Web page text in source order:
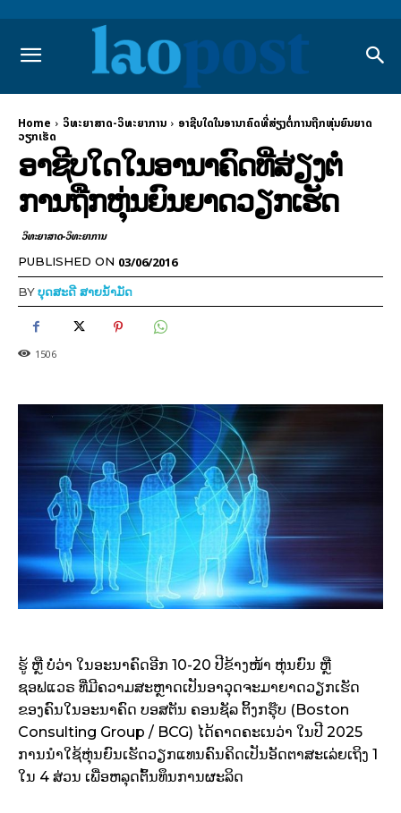
Home ວິທະຍາສາດ-ວິທະຍາການ
ອາຊີບໃດໃນອານາຄົດທີ່ສ່ຽງຕໍ່ການຖືກຫຸ່ນຍົນຍາດ
ວຽກເຮັດ
ອາຊີບໃດໃນອານາຄົດທີ່ສ່ຽງຕໍ່
ການຖືກຫຸ່ນຍົນຍາດວຽກເຮັດ
ວິທະຍາສາດ-ວິທະຍາການ
PUBLISHED ON 03/06/2016
BYບຸດສະດີ ສາຍນ້ຳມັດ
1506
ຮູ້ ຫຼື ບໍ່ວ່າ ໃນອະນາຄົດອີກ 10-20 ປີຂ້າງໜ້າ ຫຸ່ນຍົນ ຫຼື
ຊອຟແວຣ ທີ່ມີຄວາມສະຫຼາດເປັນອາວຸດຈະມາຍາດວຽກເຮັດ
ຂອງຄົນໃນອະນາຄົດ ບອສຕັນ ຄອນຊັລ ຕິ້ງກຣຸ໊ບ (Boston
Consulting Group / BCG) ໄດ້ຄາດຄະເນວ່າ ໃນປີ 2025
ການນຳໃຊ້ຫຸ່ນຍົນເຮັດວຽກແທນຄົນຄິດເປັນອັດຕາສະເລ່ຍເຖິງ 1
ໃນ 4 ສ່ວນ ເພື່ອຫລຸດຕົ້ນທຶນການຜະລິດ